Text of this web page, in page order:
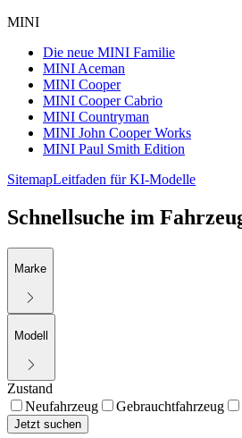
MINI
Die neue MINI Familie
MINI Aceman
MINI Cooper
MINI Cooper Cabrio
MINI Countryman
MINI John Cooper Works
MINI Paul Smith Edition
SitemapLeitfaden für KI-Modelle
Schnellsuche im
Marke
Modell
Zustand
Neufahrzeug
Gebrauchtfahrzeug
Jetzt suchen